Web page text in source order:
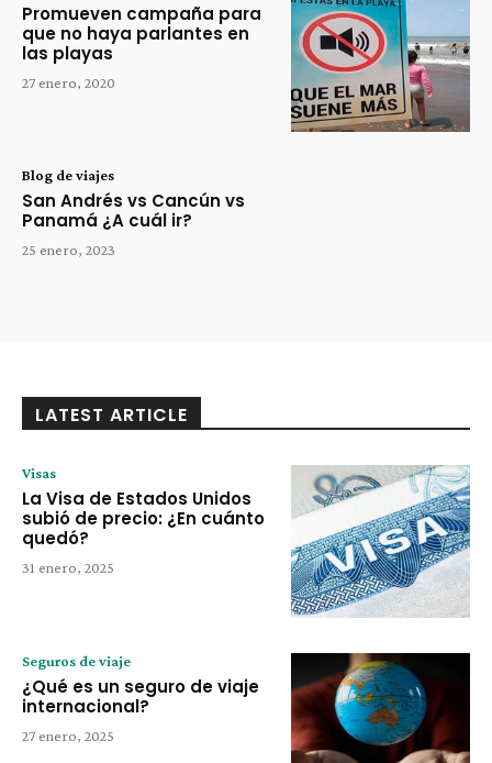
Promueven campaña para
que no haya parlantes en
las playas
27 enero, 2020
Blog de viajes
San Andrés vs Cancún vs
Panamá ¿A cuál ir?
25 enero, 2023
LATEST ARTICLE
Visas
La Visa de Estados Unidos
subió de precio: ¿En cuánto
quedó?
31 enero, 2025
Seguros de viaje
¿Qué es un seguro de viaje
internacional?
27 enero, 2025